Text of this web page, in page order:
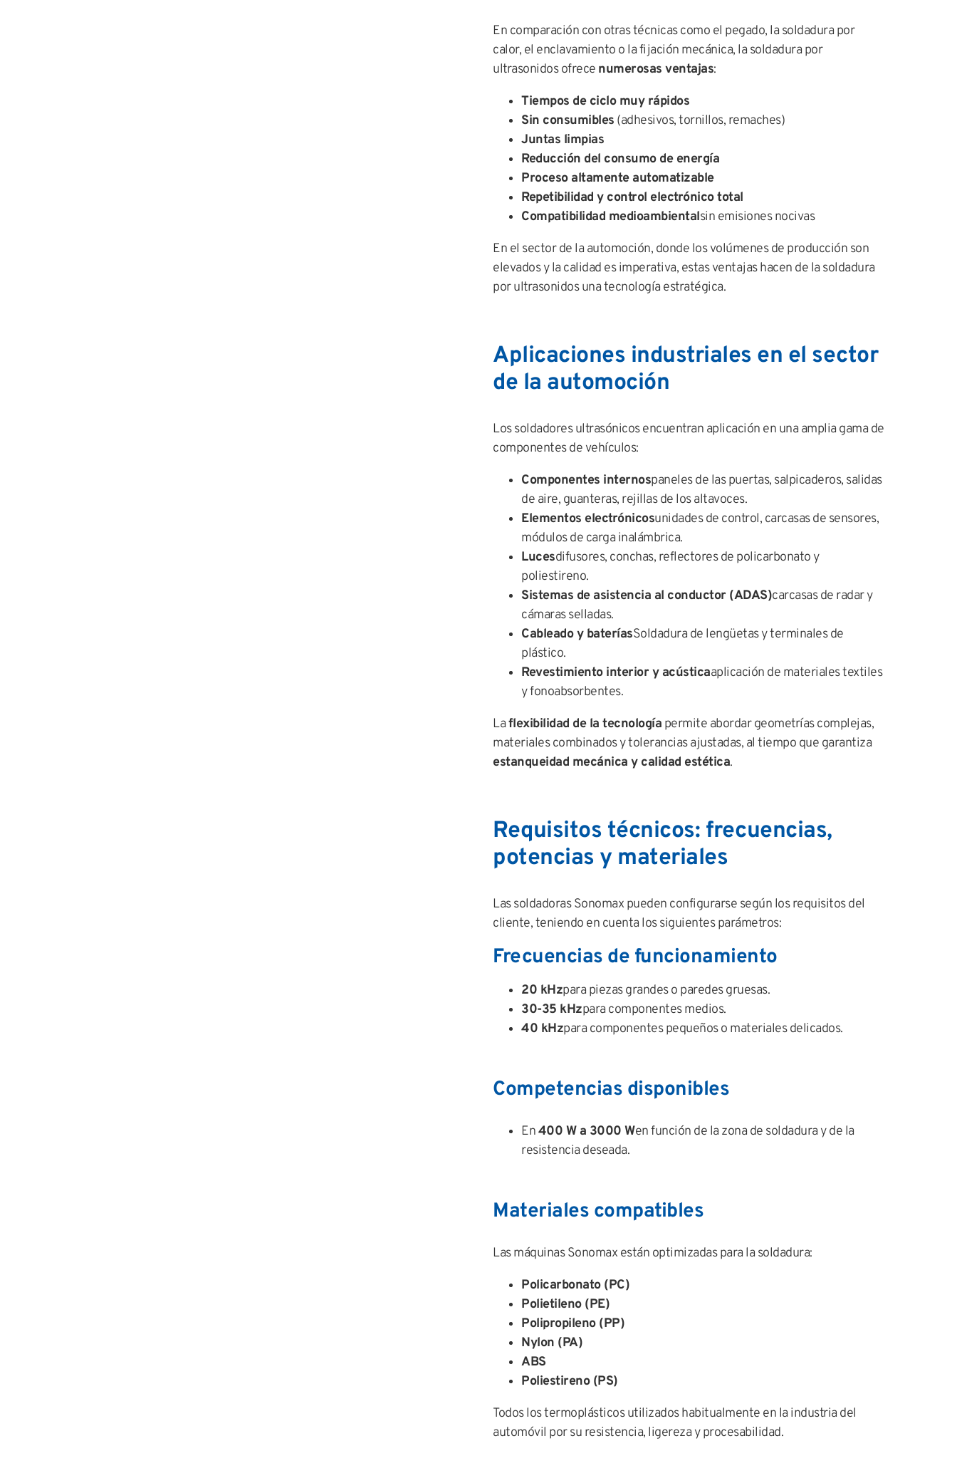
En comparación con otras técnicas como el pegado, la soldadura por
calor, el enclavamiento o la fijación mecánica, la soldadura por
ultrasonidos ofrece numerosas ventajas:
Tiempos de ciclo muy rápidos
Sin consumibles (adhesivos, tornillos, remaches)
Juntas limpias
Reducción del consumo de energía
Proceso altamente automatizable
Repetibilidad y control electrónico total
Compatibilidad medioambientalsin emisiones nocivas
En el sector de la automoción, donde los volúmenes de producción son
elevados y la calidad es imperativa, estas ventajas hacen de la soldadura
por ultrasonidos una tecnología estratégica.
Aplicaciones industriales en el sector
de la automoción
Los soldadores ultrasónicos encuentran aplicación en una amplia gama de
componentes de vehículos:
Componentes internospaneles de las puertas, salpicaderos, salidas
de aire, guanteras, rejillas de los altavoces.
Elementos electrónicosunidades de control, carcasas de sensores,
módulos de carga inalámbrica.
Lucesdifusores, conchas, reflectores de policarbonato y
poliestireno.
Sistemas de asistencia al conductor (ADAS)carcasas de radar y
cámaras selladas.
Cableado y bateríasSoldadura de lengüetas y terminales de
plástico.
Revestimiento interior y acústicaaplicación de materiales textiles
y fonoabsorbentes.
Laflexibilidad de la tecnología permite abordar geometrías complejas,
materiales combinados y tolerancias ajustadas, al tiempo que garantiza
estanqueidad mecánica y calidad estética.
Requisitos técnicos: frecuencias,
potencias y materiales
Las soldadoras Sonomax pueden configurarse según los requisitos del
cliente, teniendo en cuenta los siguientes parámetros:
Frecuencias de funcionamiento
20 kHzpara piezas grandes o paredes gruesas.
30-35 kHzpara componentes medios.
40 kHzpara componentes pequeños o materiales delicados.
Competencias disponibles
En400 W a 3000 Wen función de la zona de soldadura y de la
resistencia deseada.
Materiales compatibles
Las máquinas Sonomax están optimizadas para la soldadura:
Policarbonato (PC)
Polietileno (PE)
Polipropileno (PP)
Nylon (PA)
ABS
Poliestireno (PS)
Todos los termoplásticos utilizados habitualmente en la industria del
automóvil por su resistencia, ligereza y procesabilidad.